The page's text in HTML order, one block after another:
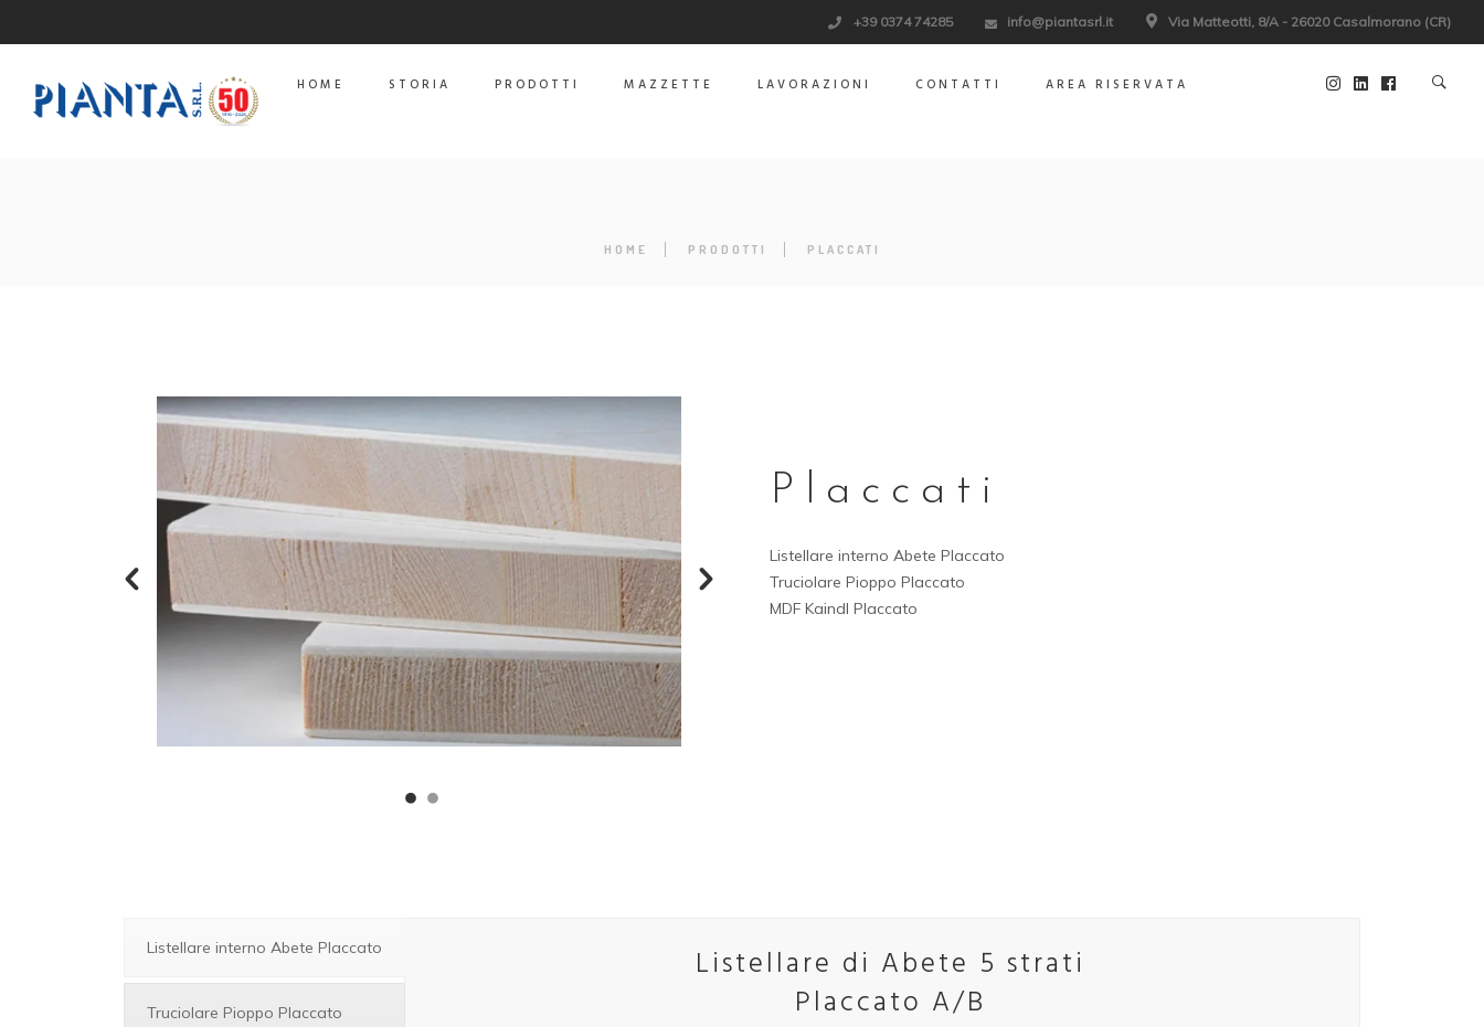
+39 0374 74285 info@piantasrl.it Via Matteotti, 8/A - 26020 Casalmorano (CR)
HOME STORIA PRODOTTI MAZZETTE LAVORAZIONI CONTATTI AREA RISERVATA
HOME PRODOTTI PLACCATI
Placcati
Listellare interno Abete Placcato
Truciolare Pioppo Placcato
MDF Kaindl Placcato
Listellare interno Abete Placcato
Truciolare Pioppo Placcato
Listellare di Abete 5 strati
Placcato A/B